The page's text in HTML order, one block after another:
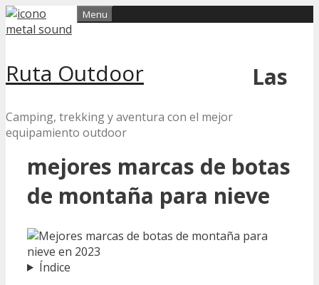
Skip
to
Ruta Outdoor
Camping, trekking y aventura con el mejor
equipamiento outdoor
Menu
Las
mejores marcas de botas
de montaña para nieve
Índice